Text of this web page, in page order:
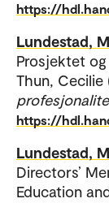
https://
Lundestad,
Prosjektet
Thun, Cecilie
https://
Lundestad,
Directors’
Education